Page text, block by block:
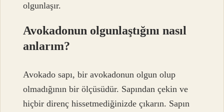
olgunlaşır.
Avokadonun olgunlaştığını nasıl
anlarım?
Avokado sapı, bir avokadonun olgun olup
olmadığının bir ölçüsüdür. Sapından çekin ve
hiçbir direnç hissetmediğinizde çıkarın. Sapın